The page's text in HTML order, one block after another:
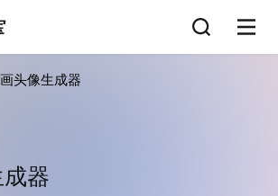
头像生成器
器